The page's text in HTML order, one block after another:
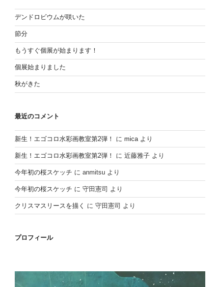
ン
デンドロビウムが咲いた
節分
もうすぐ個展が始まります！
個展始まりました
秋がきた
最近のコメント
新生！エゴコロ水彩画教室第2弾！ に mica より
新生！エゴコロ水彩画教室第2弾！ に 近藤雅子 より
今年初の桜スケッチ に anmitsu より
今年初の桜スケッチ に 守田憲司 より
クリスマスリースを描く に 守田憲司 より
プロフィール